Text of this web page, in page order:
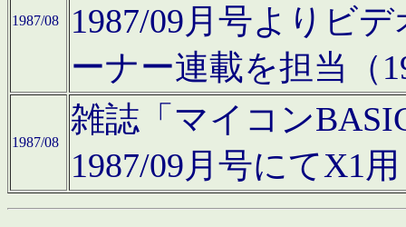
1987/08
1987/09月号よりビ
ーナー連載を担当（
1987/08
雑誌「マイコン
1987/09月号にてX1